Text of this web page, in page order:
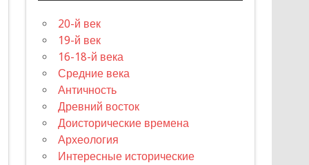
20-й век
19-й век
16-18-й века
Средние века
Античность
Древний восток
Доисторические времена
Археология
Интересные исторические